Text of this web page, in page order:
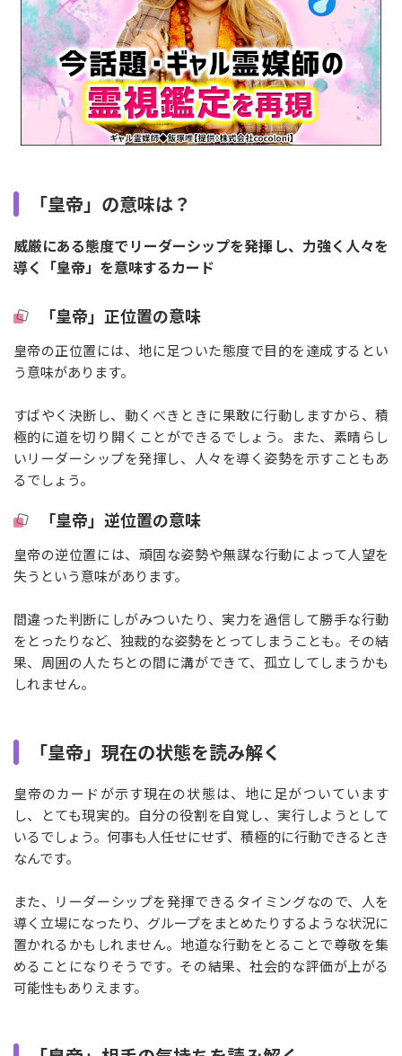
「皇帝」の意味は？
威厳にある態度でリーダーシップを発揮し、力強く人々を
導く「皇帝」を意味するカード
「皇帝」正位置の意味
皇帝の正位置には、地に足ついた態度で目的を達成するとい
う意味があります。
すばやく決断し、動くべきときに果敢に行動しますから、積
極的に道を切り開くことができるでしょう。また、素晴らし
いリーダーシップを発揮し、人々を導く姿勢を示すこともあ
るでしょう。
「皇帝」逆位置の意味
皇帝の逆位置には、頑固な姿勢や無謀な行動によって人望を
失うという意味があります。
間違った判断にしがみついたり、実力を過信して勝手な行動
をとったりなど、独裁的な姿勢をとってしまうことも。その結
果、周囲の人たちとの間に溝ができて、孤立してしまうかも
しれません。
「皇帝」現在の状態を読み解く
皇帝のカードが示す現在の状態は、地に足がついています
し、とても現実的。自分の役割を自覚し、実行しようとして
いるでしょう。何事も人任せにせず、積極的に行動できるとき
なんです。
また、リーダーシップを発揮できるタイミングなので、人を
導く立場になったり、グループをまとめたりするような状況に
置かれるかもしれません。地道な行動をとることで尊敬を集
めることになりそうです。その結果、社会的な評価が上がる
可能性もありえます。